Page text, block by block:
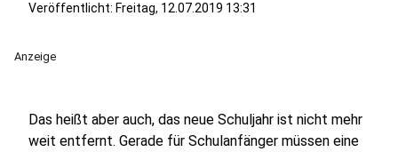
Veröffentlicht: Freitag, 12.07.2019 13:31
Anzeige
Das heißt aber auch, das neue Schuljahr ist nicht mehr
weit entfernt. Gerade für Schulanfänger müssen eine